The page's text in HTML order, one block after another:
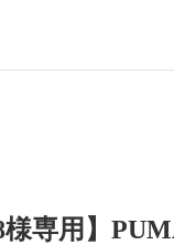
様専用】